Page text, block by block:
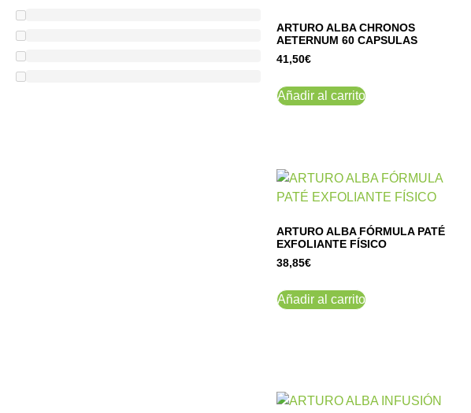
ARTURO ALBA CHRONOS
AETERNUM 60 CAPSULAS
41,50€
Añadir al carrito
ARTURO ALBA FÓRMULA PATÉ
EXFOLIANTE FÍSICO
38,85€
Añadir al carrito